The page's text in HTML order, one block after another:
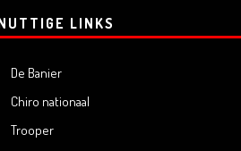
LINKS
De Banier
Chiro nationaal
Trooper